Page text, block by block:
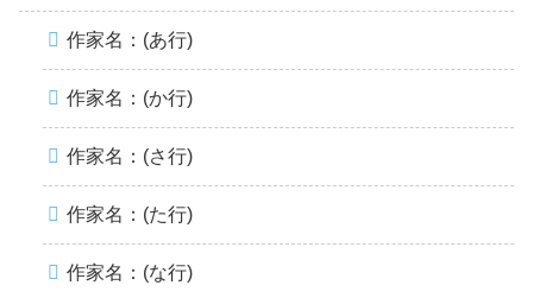
作家名：(あ行)
作家名：(か行)
作家名：(さ行)
作家名：(た行)
作家名：(な行)